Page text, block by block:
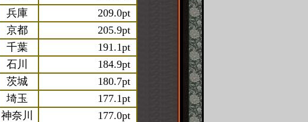
兵庫
209.0pt
京都
205.9pt
千葉
191.1pt
石川
184.9pt
茨城
180.7pt
埼玉
177.1pt
神奈川
177.0pt